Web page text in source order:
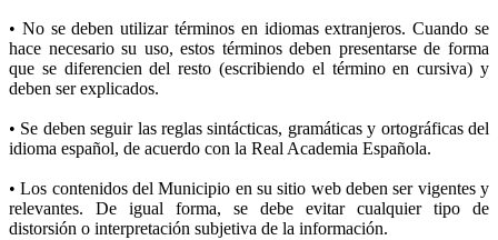
• No se deben utilizar términos en idiomas extranjeros. Cuando se
hace necesario su uso, estos términos deben presentarse de forma
que se diferencien del resto (escribiendo el término en cursiva) y
deben ser explicados.
• Se deben seguir las reglas sintácticas, gramáticas y ortográficas del
idioma español, de acuerdo con la Real Academia Española.
• Los contenidos del Municipio en su sitio web deben ser vigentes y
relevantes. De igual forma, se debe evitar cualquier tipo de
distorsión o interpretación subjetiva de la información.